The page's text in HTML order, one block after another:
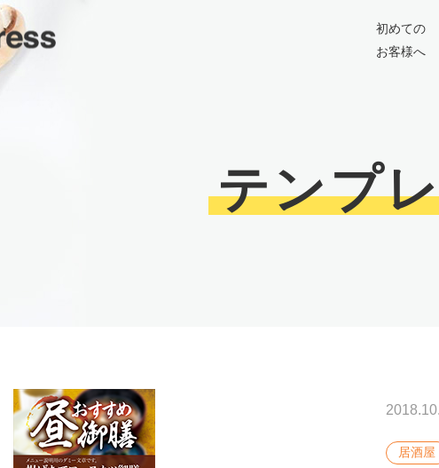
初めての
お客様へ
テンプ
居酒屋